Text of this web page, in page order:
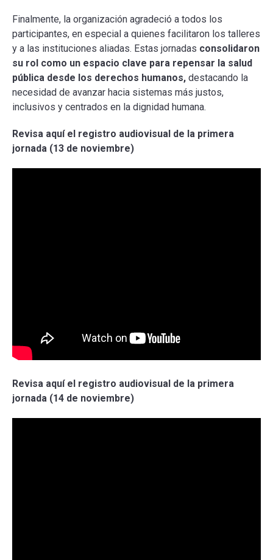
Finalmente, la organización agradeció a todos los
participantes, en especial a quienes facilitaron los talleres
y a las instituciones aliadas. Estas jornadas consolidaron
su rol como un espacio clave para repensar la salud
pública desde los derechos humanos, destacando la
necesidad de avanzar hacia sistemas más justos,
inclusivos y centrados en la dignidad humana.
Revisa aquí el registro audiovisual de la primera
jornada (13 de noviembre)
Revisa aquí el registro audiovisual de la primera
jornada (14 de noviembre)